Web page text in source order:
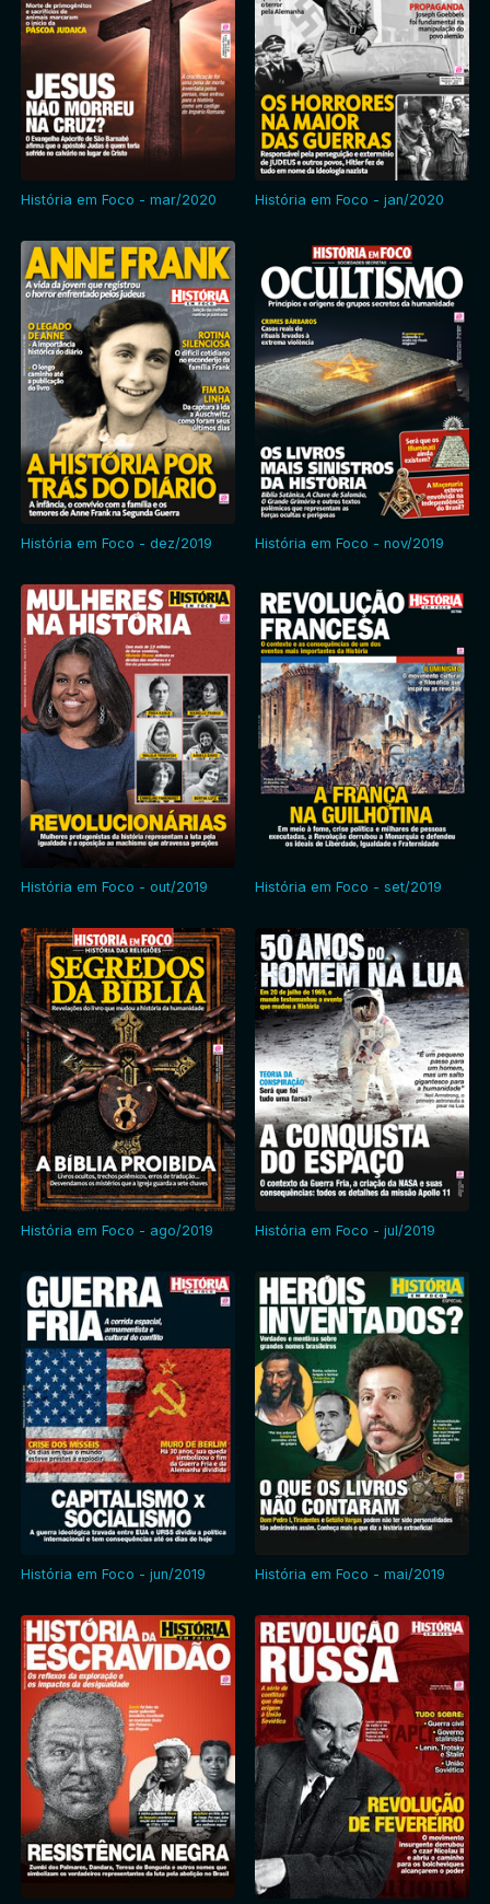
História em Foco - mar/2020 História em Foco - jan/2020
História em Foco - dez/2019 História em Foco - nov/2019
História em Foco - out/2019 História em Foco - set/2019
História em Foco - ago/2019 História em Foco - jul/2019
História em Foco - jun/2019 História em Foco - mai/2019